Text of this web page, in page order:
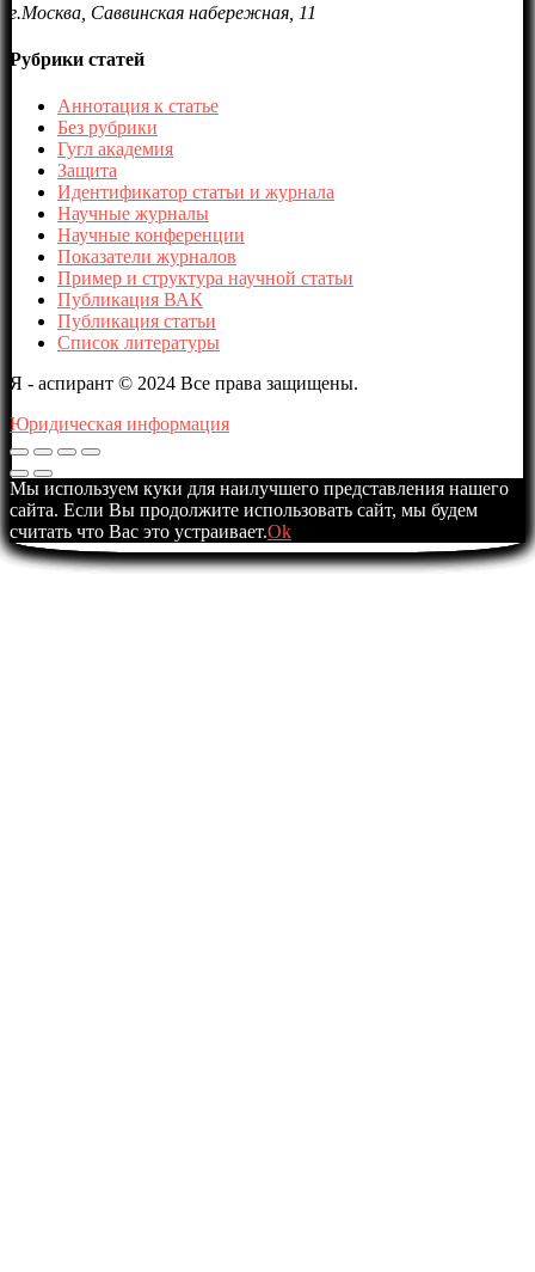
г.Москва, Саввинская набережная, 11
Рубрики статей
Аннотация к статье
Без рубрики
Гугл академия
Защита
Идентификатор статьи и журнала
Научные журналы
Научные конференции
Показатели журналов
Пример и структура научной статьи
Публикация ВАК
Публикация статьи
Список литературы
Я - аспирант © 2024 Все права защищены.
Юридическая информация
Мы используем куки для наилучшего представления нашего
сайта. Если Вы продолжите использовать сайт, мы будем
считать что Вас это устраивает.Ok